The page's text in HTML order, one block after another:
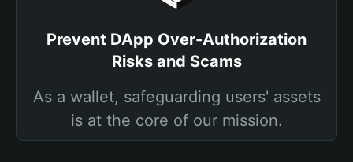
Prevent DApp Over-Authorization
Risks and Scams
As a wallet, safeguarding users' assets
is at the core of our mission.